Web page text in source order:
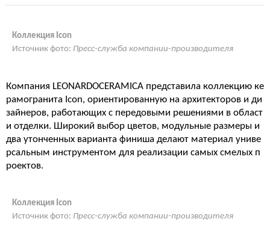
Коллекция Icon
Источник фото: Пресс-служба компании-производителя
Компания LEONARDOCERAMICA представила коллекцию ке
рамогранита Icon, ориентированную на архитекторов и ди
зайнеров, работающих с передовыми решениями в област
и отделки. Широкий выбор цветов, модульные размеры и
два утонченных варианта финиша делают материал униве
рсальным инструментом для реализации самых смелых п
роектов.
Коллекция Icon
Источник фото: Пресс-служба компании-производителя